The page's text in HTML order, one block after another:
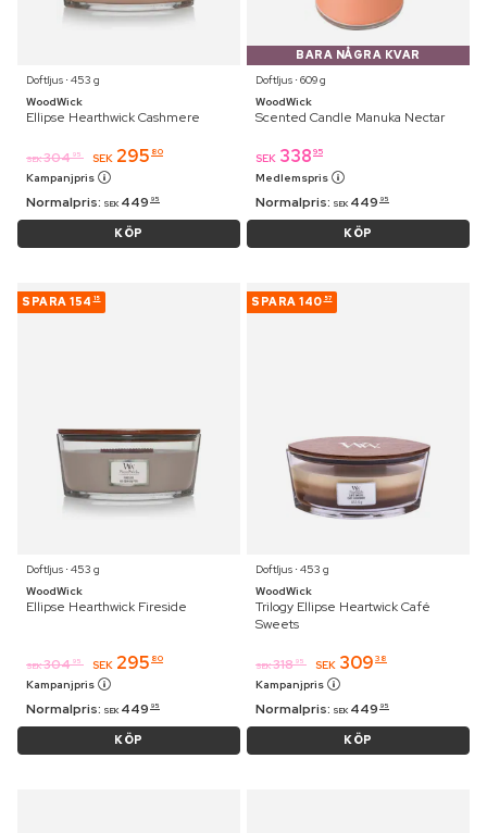
Doftljus ⋅ 453 g
WoodWick
Ellipse Hearthwick Cashmere
SEK 304 95 SEK 295 80
Kampanjpris
Normalpris: SEK 449 95
KÖP
BARA NÅGRA KVAR
Doftljus ⋅ 609 g
WoodWick
Scented Candle Manuka Nectar
SEK 338 95
Medlemspris
Normalpris: SEK 449 95
KÖP
SPARA 154 15
Doftljus ⋅ 453 g
WoodWick
Ellipse Hearthwick Fireside
SEK 304 95 SEK 295 80
Kampanjpris
Normalpris: SEK 449 95
KÖP
SPARA 140 57
Doftljus ⋅ 453 g
WoodWick
Trilogy Ellipse Heartwick Café
Sweets
SEK 318 95 SEK 309 38
Kampanjpris
Normalpris: SEK 449 95
KÖP